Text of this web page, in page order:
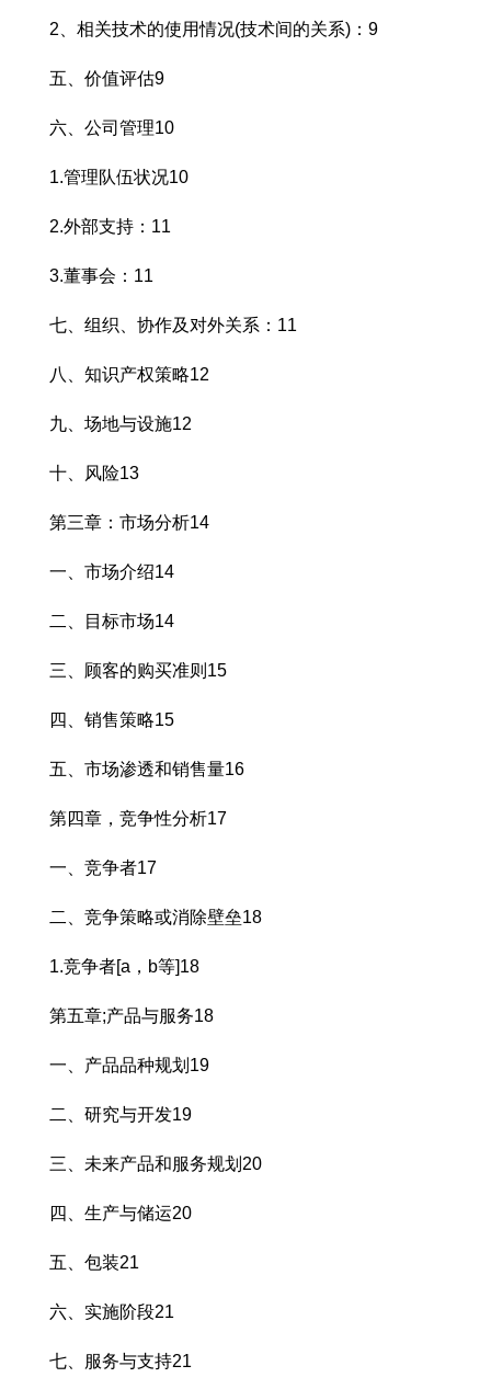
2、相关技术的使用情况(技术间的关系)：9
五、价值评估9
六、公司管理10
1.管理队伍状况10
2.外部支持：11
3.董事会：11
七、组织、协作及对外关系：11
八、知识产权策略12
九、场地与设施12
十、风险13
第三章：市场分析14
一、市场介绍14
二、目标市场14
三、顾客的购买准则15
四、销售策略15
五、市场渗透和销售量16
第四章，竞争性分析17
一、竞争者17
二、竞争策略或消除壁垒18
1.竞争者[a，b等]18
第五章;产品与服务18
一、产品品种规划19
二、研究与开发19
三、未来产品和服务规划20
四、生产与储运20
五、包装21
六、实施阶段21
七、服务与支持21